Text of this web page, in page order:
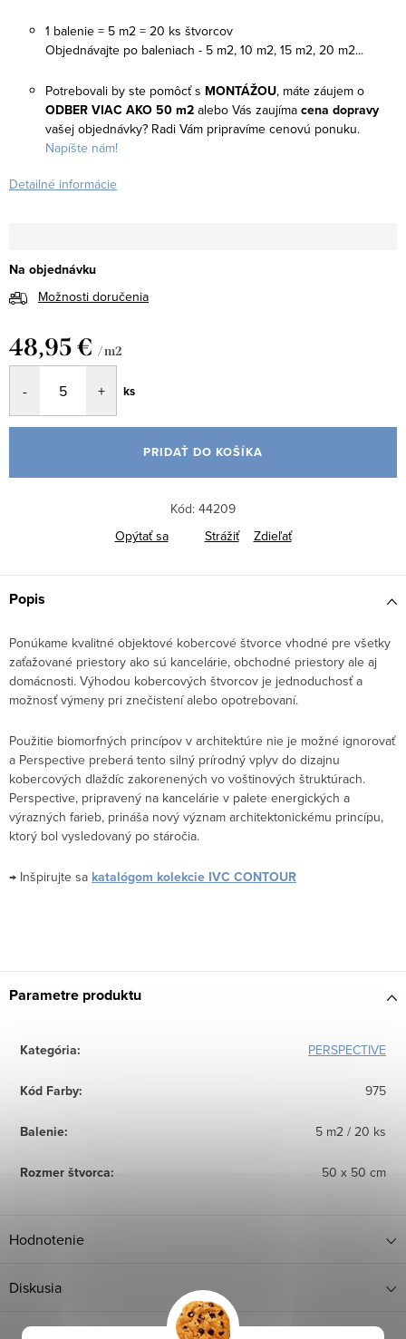
1 balenie = 5 m2 = 20 ks štvorcov
Objednávajte po baleniach - 5 m2, 10 m2, 15 m2, 20 m2...
Potrebovali by ste pomôcť s MONTÁŽOU, máte záujem o
ODBER VIAC AKO 50 m2 alebo Vás zaujíma cena dopravy
vašej objednávky? Radi Vám pripravíme cenovú ponuku.
Napíšte nám!
Detailné informácie
Na objednávku
Možnosti doručenia
48,95 € / m2
cena:
ks
PRIDAŤ DO KOŠÍKA
Kód: 44209
Opýtať sa
Strážiť Zdieľať
Popis
Ponúkame kvalitné objektové kobercové štvorce vhodné pre všetky
zaťažované priestory ako sú kancelárie, obchodné priestory ale aj
domácnosti. Výhodou kobercových štvorcov je jednoduchosť a
možnosť výmeny pri znečistení alebo opotrebovaní.
Použitie biomorfných princípov v architektúre nie je možné ignorovať
a Perspective preberá tento silný prírodný vplyv do dizajnu
kobercových dlaždíc zakorenených vo voštinových štruktúrach.
Perspective, pripravený na kancelárie v palete energických a
výrazných farieb, prináša nový význam architektonickému princípu,
ktorý bol vysledovaný po stáročia.
→ Inšpirujte sa katalógom kolekcie IVC CONTOUR
Parametre produktu
Kategória: PERSPECTIVE
Kód Farby: 975
Balenie: 5 m2 / 20 ks
Rozmer štvorca: 50 x 50 cm
Hodnotenie
Diskusia